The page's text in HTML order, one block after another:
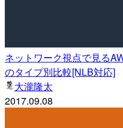
ネットワーク視点で見る
のタイプ別比較[NLB対応]
大瀧隆太
2017.09.08